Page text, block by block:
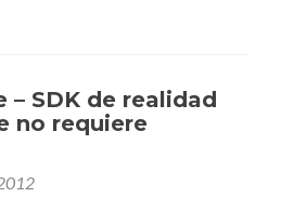
– SDK de realidad
no requiere